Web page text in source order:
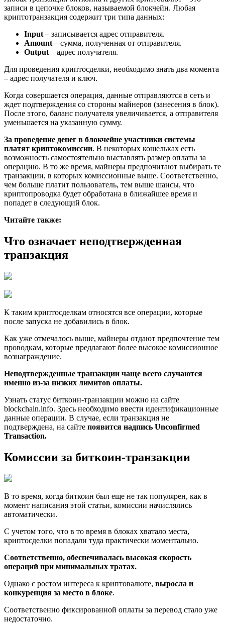
записи в цепочке блоков, называемой блокчейн. Любая
криптотранзакция содержит три типа данных:
Input – записывается адрес отправителя.
Amount – сумма, полученная от отправителя.
Output – адрес получателя.
Для проведения криптосделки, необходимо знать два момента
– адрес получателя и ключ.
Когда совершается операция, данные отправляются в сеть и
ждет подтверждения со стороны майнеров (занесения в блок).
После этого, баланс получателя увеличивается, а отправителя
уменьшается на указанную сумму.
За проведение денег в блокчейне участники системы
платят криптокомиссии. В некоторых кошельках есть
возможность самостоятельно выставлять размер оплаты за
операцию. В то же время, майнеры предпочитают выбирать те
транзакции, в которых комиссионные выше. Соответственно,
чем больше платит пользователь, тем выше шансы, что
криптопроводка будет обработана в ближайшее время и
попадет в следующий блок.
Читайте также:
Что означает неподтвержденная
транзакция
К таким криптосделкам относятся все операции, которые
после запуска не добавились в блок.
Как уже отмечалось выше, майнеры отдают предпочтение тем
проводкам, которые предлагают более высокое комиссионное
вознаграждение.
Неподтвержденные транзакции чаще всего случаются
именно из-за низких лимитов оплаты.
Узнать статус биткоин-транзакции можно на сайте
blockchain.info. Здесь необходимо ввести идентификационные
данные операции. В случае, если транзакция не
подтверждена, на сайте появится надпись Unconfirmed
Transaction.
Комиссии за биткоин-транзакции
В то время, когда биткоин был еще не так популярен, как в
момент написания этой статьи, комиссии начислялись
автоматически.
С учетом того, что в то время в блоках хватало места,
криптосделки попадали туда практически моментально.
Соответственно, обеспечивалась высокая скорость
операций при минимальных тратах.
Однако с ростом интереса к криптовалюте, выросла и
конкуренция за место в блоке.
Соответственно фиксированной оплаты за перевод стало уже
недостаточно.